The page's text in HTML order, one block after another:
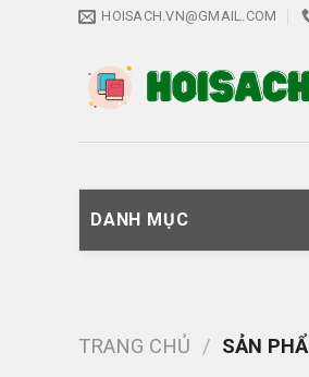
HOISACH.VN@GMAIL.COM
DANH MỤC
TRANG CHỦ / SẢN